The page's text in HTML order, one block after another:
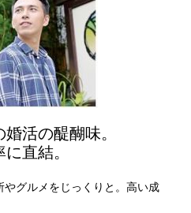
活の醍醐味。
直結。
グルメをじっくりと。高い成